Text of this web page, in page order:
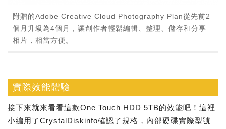
附贈的Adobe Creative Cloud Photography Plan從先前2
個月升級為4個月，讓創作者輕鬆編輯、整理、儲存和分享
相片，相當方便。
實際效能體驗
接下來就來看看這款One Touch HDD 5TB的效能吧！這裡
小編用了CrystalDiskinfo確認了規格，內部硬碟實際型號